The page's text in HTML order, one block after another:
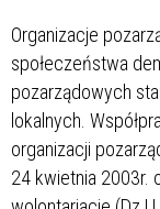
Organizacje
społeczeństwa
pozarządowych
lokalnych.
organizacji
24 kwietnia 2003r.